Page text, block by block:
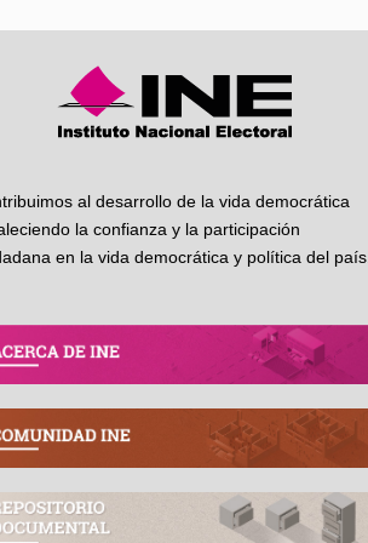
al desarrollo de la vida democrática
la confianza y la participación
en la vida democrática y política del país.